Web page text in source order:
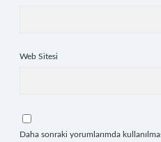
Web Sitesi
Daha sonraki yorumlarımda